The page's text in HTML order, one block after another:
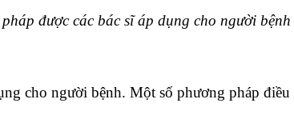
được các bác sĩ áp dụng cho người bệnh
cho người bệnh. Một số phương pháp